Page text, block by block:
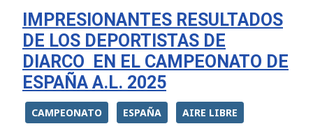
IMPRESIONANTES RESULTADOS
DE LOS DEPORTISTAS DE
DIARCO EN EL CAMPEONATO DE
ESPAÑA A.L. 2025
CAMPEONATO ESPAÑA AIRE LIBRE